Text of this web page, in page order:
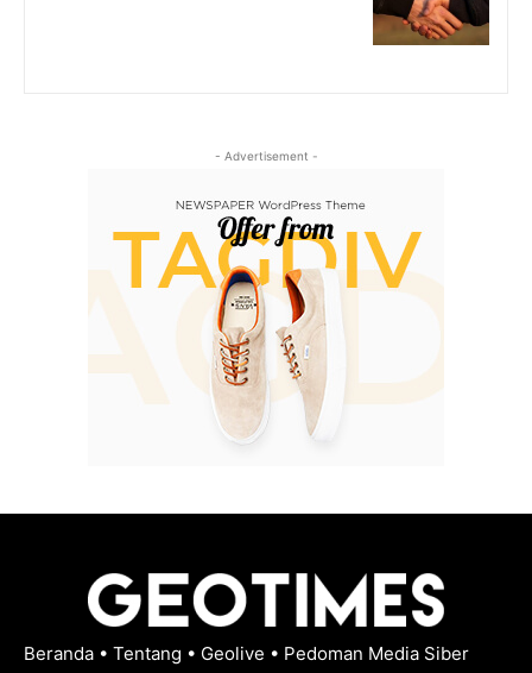
- Advertisement -
Beranda • Tentang • Geolive • Pedoman Media Siber